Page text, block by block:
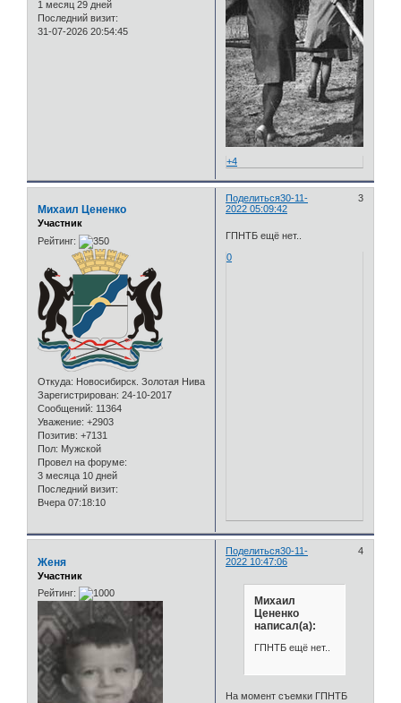
1 месяц 29 дней
Последний визит:
31-07-2026 20:54:45
+4
Поделиться 3
30-11-
2022 05:09:42
Михаил Цененко
Участник
Рейтинг:
Откуда: Новосибирск. Золотая Нива
Зарегистрирован: 24-10-2017
Сообщений: 11364
Уважение: +2903
Позитив: +7131
Пол: Мужской
Провел на форуме:
3 месяца 10 дней
Последний визит:
Вчера 07:18:10
ГПНТБ ещё нет..
0
Поделиться 4
30-11-
2022 10:47:06
Женя
Участник
Рейтинг:
Михаил
Цененко
написал(а):
ГПНТБ ещё нет..
На момент съемки ГПНТБ